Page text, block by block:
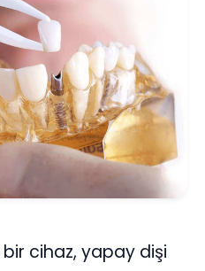
cihaz, yapay dişi